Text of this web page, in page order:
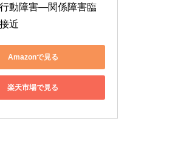
動障害―関係障害臨
近
Amazonで見る
楽天市場で見る